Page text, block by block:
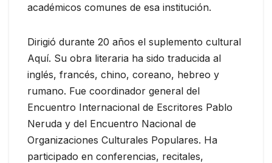
académicos comunes de esa institución.
Dirigió durante 20 años el suplemento cultural
Aquí. Su obra literaria ha sido traducida al
inglés, francés, chino, coreano, hebreo y
rumano. Fue coordinador general del
Encuentro Internacional de Escritores Pablo
Neruda y del Encuentro Nacional de
Organizaciones Culturales Populares. Ha
participado en conferencias, recitales,